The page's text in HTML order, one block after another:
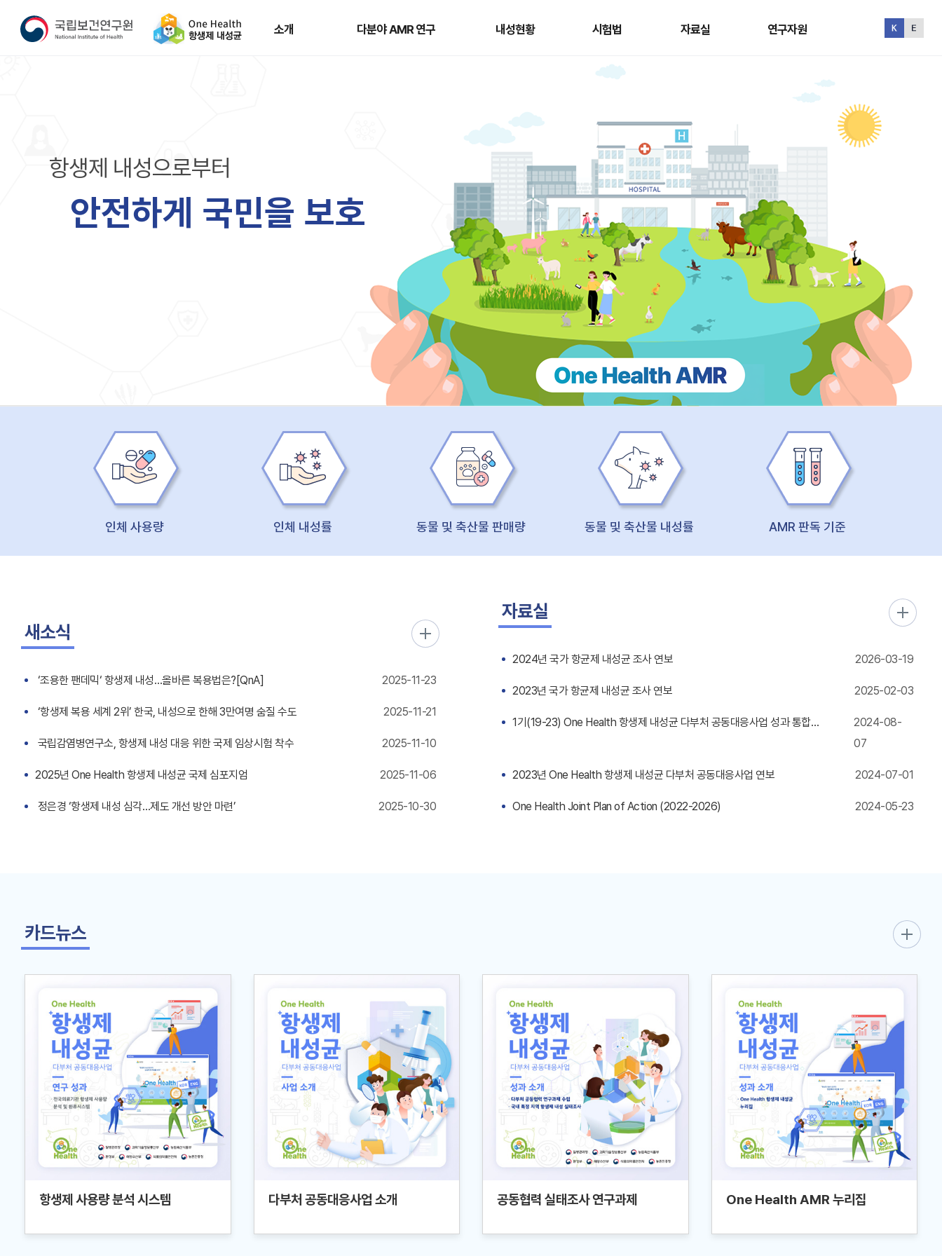
소개 다분야 AMR 연구 내성현황 시험법 자료실 연구자원
항생제 내성으로부터
안전하게 국민을 보호
인체 사용량 인체 내성률 동물 및 축산물 판매량 동물 및 축산물 내성률 AMR 판독 기준
새소식
‘조용한 팬데믹‘ 항생제 내성…올바른 복용법은?[QnA] 2025-11-23
‘항생제 복용 세계 2위’ 한국, 내성으로 한해 3만여명 숨질 수도 2025-11-21
국립감염병연구소, 항생제 내성 대응 위한 국제 임상시험 착수 2025-11-10
2025년 One Health 항생제 내성균 국제 심포지엄 2025-11-06
정은경 ‘항생제 내성 심각…제도 개선 방안 마련’ 2025-10-30
자료실
2024년 국가 항균제 내성균 조사 연보 2026-03-19
2023년 국가 항균제 내성균 조사 연보 2025-02-03
1기(19-23) One Health 항생제 내성균 다부처 공동대응사업 성과 통합분석
2024-08-
07
2023년 One Health 항생제 내성균 다부처 공동대응사업 연보 2024-07-01
One Health Joint Plan of Action (2022-2026) 2024-05-23
카드뉴스
항생제 사용량 분석 시스템 다부처 공동대응사업 소개 공동협력 실태조사 연구과제 One Health AMR 누리집